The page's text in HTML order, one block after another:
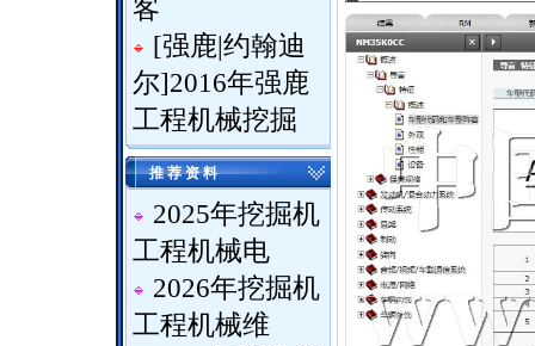
客
[强鹿|约翰迪
尔]2016年强鹿
工程机械挖掘
推 荐 资 料
2025年挖掘机
工程机械电
2026年挖掘机
工程机械维